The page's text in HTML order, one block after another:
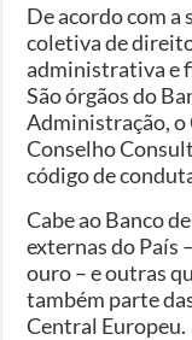
De acordo com a
coletiva de
administrativa e
São órgãos do
Administração, o
Conselho
código de
Cabe ao Banco
externas do País
ouro – e outras
também parte
Central Europeu.